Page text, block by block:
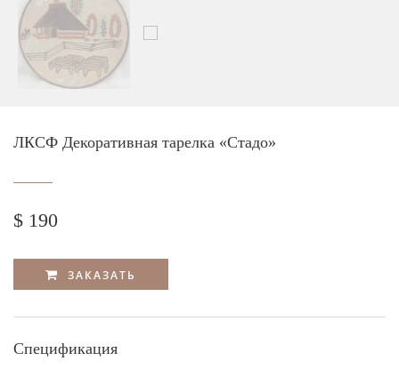
ЛКСФ Декоративная тарелка «Стадо»
$ 190
ЗАКАЗАТЬ
Спецификация